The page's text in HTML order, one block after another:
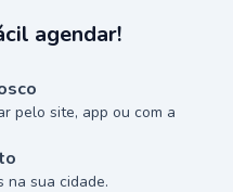
agendar!
pelo site, app ou com a
na sua cidade.